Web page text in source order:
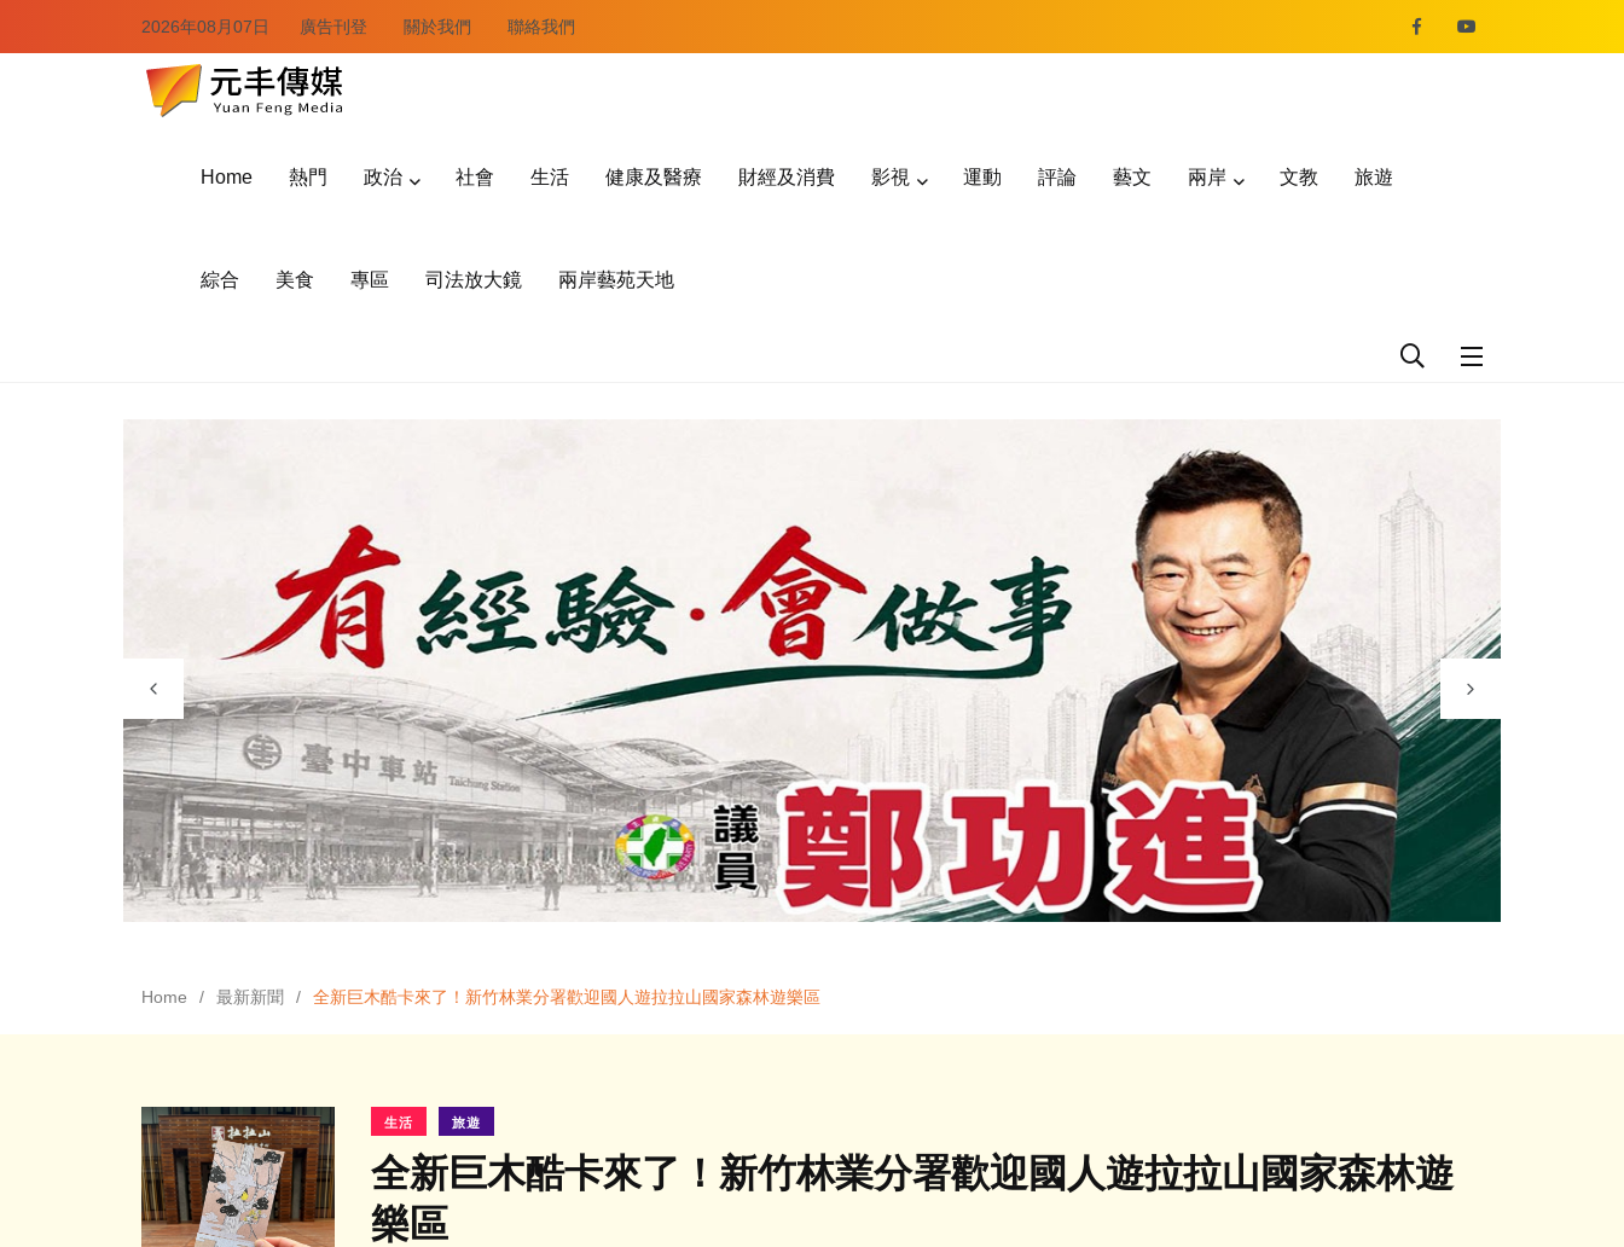
2026年08月07日 廣告刊登 關於我們 聯絡我們
Home 熱門 政治 社會 生活 健康及醫療 財經及消費 影視 運動 評論 藝文 兩岸 文教 旅遊
綜合 美食 專區 司法放大鏡 兩岸藝苑天地
Home 最新新聞 全新巨木酷卡來了！新竹林業分署歡迎國人遊拉拉山國家森林遊樂區
生活 旅遊
全新巨木酷卡來了！新竹林業分署歡迎國人遊拉拉山國家森林遊
樂區